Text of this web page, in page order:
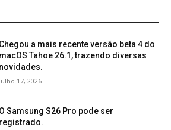
Chegou a mais recente versão beta 4 do
macOS Tahoe 26.1, trazendo diversas
novidades.
julho 17, 2026
O Samsung S26 Pro pode ser
registrado.